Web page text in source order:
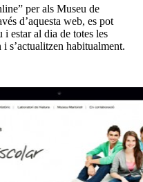
per als Museu de
d’aquesta web, es pot
estar al dia de totes les
s’actualitzen habitualment.